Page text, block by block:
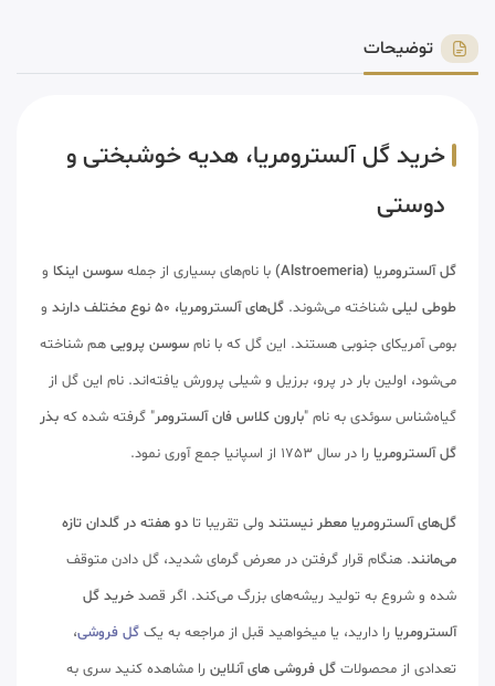
توضیحات
خرید گل آلسترومریا، هدیه خوشبختی و
دوستی
گل آلسترومریا (Alstroemeria) با نام‌های بسیاری از جمله سوسن اینکا و
طوطی لیلی شناخته می‌شوند. گل‌های آلسترومریا، 50 نوع مختلف دارند
و
بومی آمریکای جنوبی هستند. این گل که با نام سوسن پرویی هم شناخته
می‌شود، اولین بار در پرو، برزیل و شیلی پرورش یافته‌اند. نام این گل از
گیاه‌شناس سوئدی به نام "بارون کلاس فان آلسترومر" گرفته شده که بذر
گل آلسترومریا را در سال 1753 از اسپانیا جمع آوری نمود.
گل‌های آلسترومریا معطر نیستند ولی تقریبا تا دو هفته در گلدان تازه
می‌مانند. هنگام قرار گرفتن در معرض گرمای شدید، گل دادن متوقف
شده و شروع به تولید ریشه‌های بزرگ می‌کند. اگر قصد خرید گل
آلسترومریا را دارید، یا میخواهید قبل از مراجعه به یک گل فروشی،
تعدادی از محصولات گل فروشی های آنلاین را مشاهده کنید سری به